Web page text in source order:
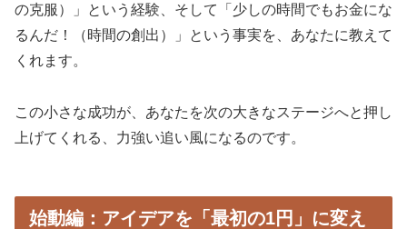
の克服）」という経験、そして「少しの時間でもお金にな
るんだ！（時間の創出）」という事実を、あなたに教えて
くれます。
この小さな成功が、あなたを次の大きなステージへと押し
上げてくれる、力強い追い風になるのです。
始動編：アイデアを「最初の1円」に変え